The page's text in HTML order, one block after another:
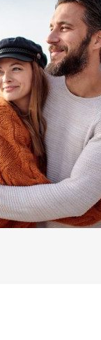
carte/csx.html